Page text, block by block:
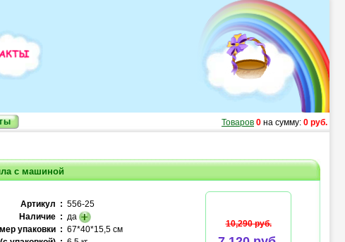
Товаров 0 на сумму: 0 руб.
с машиной
Артикул : 556-25
Наличие : да
упаковки : 67*40*15,5 см
10,290 руб.